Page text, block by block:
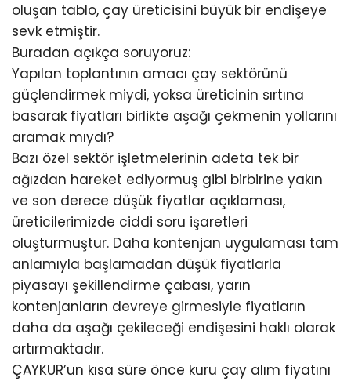
oluşan tablo, çay üreticisini büyük bir endişeye
sevk etmiştir.
Buradan açıkça soruyoruz:
Yapılan toplantının amacı çay sektörünü
güçlendirmek miydi, yoksa üreticinin sırtına
basarak fiyatları birlikte aşağı çekmenin yollarını
aramak mıydı?
Bazı özel sektör işletmelerinin adeta tek bir
ağızdan hareket ediyormuş gibi birbirine yakın
ve son derece düşük fiyatlar açıklaması,
üreticilerimizde ciddi soru işaretleri
oluşturmuştur. Daha kontenjan uygulaması tam
anlamıyla başlamadan düşük fiyatlarla
piyasayı şekillendirme çabası, yarın
kontenjanların devreye girmesiyle fiyatların
daha da aşağı çekileceği endişesini haklı olarak
artırmaktadır.
ÇAYKUR’un kısa süre önce kuru çay alım fiyatını